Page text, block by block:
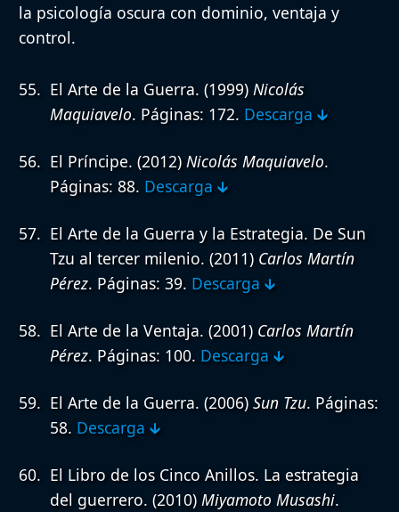
la psicología oscura con dominio, ventaja y
control.
El Arte de la Guerra. (1999) Nicolás
Maquiavelo. Páginas: 172. Descarga 🡳
El Príncipe. (2012) Nicolás Maquiavelo.
Páginas: 88. Descarga 🡳
El Arte de la Guerra y la Estrategia. De Sun
Tzu al tercer milenio. (2011) Carlos Martín
Pérez. Páginas: 39. Descarga 🡳
El Arte de la Ventaja. (2001) Carlos Martín
Pérez. Páginas: 100. Descarga 🡳
El Arte de la Guerra. (2006) Sun Tzu. Páginas:
58. Descarga 🡳
El Libro de los Cinco Anillos. La estrategia
del guerrero. (2010) Miyamoto Musashi.